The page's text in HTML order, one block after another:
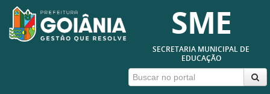
SME
SECRETARIA MUNICIPAL DE
EDUCAÇÃO